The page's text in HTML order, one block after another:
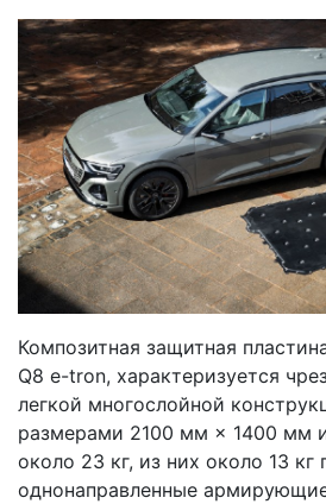
Композитная защитная
Q8 e-tron, характеризуется
легкой многослойной
размерами 2100 мм × 1400 мм
около 23 кг, из них около 13 кг
однонаправленные